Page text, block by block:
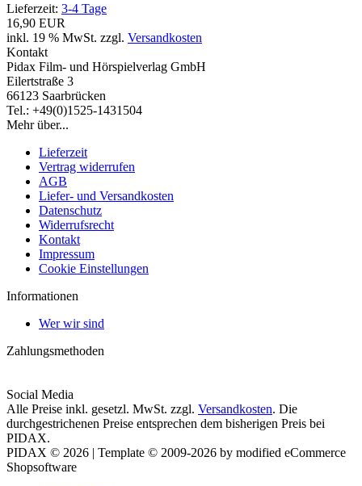
Lieferzeit: 3-4 Tage
16,90 EUR
inkl. 19 % MwSt. zzgl. Versandkosten
Kontakt
Pidax Film- und Hörspielverlag GmbH
Eilertstraße 3
66123 Saarbrücken
Tel.: +49(0)1525-1431504
Mehr über...
Lieferzeit
Vertrag widerrufen
AGB
Liefer- und Versandkosten
Datenschutz
Widerrufsrecht
Kontakt
Impressum
Cookie Einstellungen
Informationen
Wer wir sind
Zahlungsmethoden
Social Media
Alle Preise inkl. gesetzl. MwSt. zzgl. Versandkosten. Die
durchgestrichenen Preise entsprechen dem bisherigen Preis bei
PIDAX.
PIDAX © 2026 | Template © 2009-2026 by modified eCommerce
Shopsoftware